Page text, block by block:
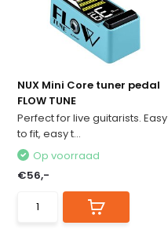
NUX Mini Core tuner pedal
FLOW TUNE
Perfect for live guitarists. Easy
to fit, easy t...
Op voorraad
€56,-